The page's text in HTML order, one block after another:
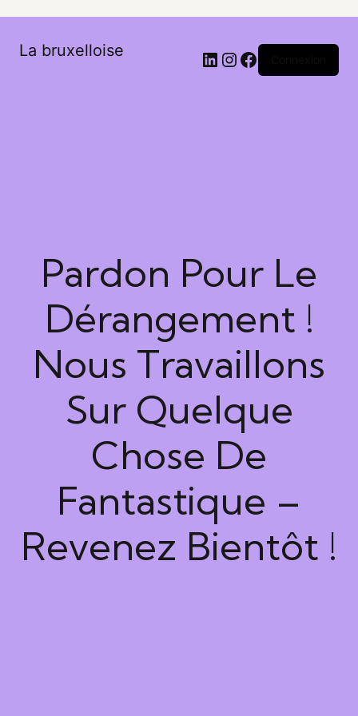
La bruxelloise
Pardon Pour Le
Dérangement !
Nous Travaillons
Sur Quelque
Chose De
Fantastique –
Revenez Bientôt !